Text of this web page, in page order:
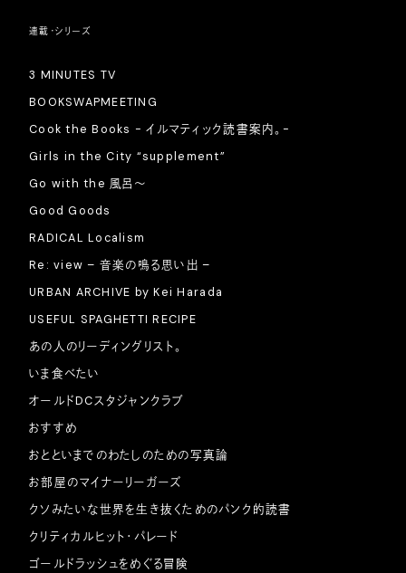
連載・シリーズ
3 MINUTES TV
BOOKSWAPMEETING
Cook the Books - イルマティック読書案内。-
Girls in the City “supplement”
Go with the 風呂〜
Good Goods
RADICAL Localism
Re: view – 音楽の鳴る思い出 –
URBAN ARCHIVE by Kei Harada
USEFUL SPAGHETTI RECIPE
あの人のリーディングリスト。
いま食べたい
オールドDCスタジャンクラブ
おすすめ
おとといまでのわたしのための写真論
お部屋のマイナーリーガーズ
クソみたいな世界を生き抜くためのパンク的読書
クリティカルヒット・パレード
ゴールドラッシュをめぐる冒険